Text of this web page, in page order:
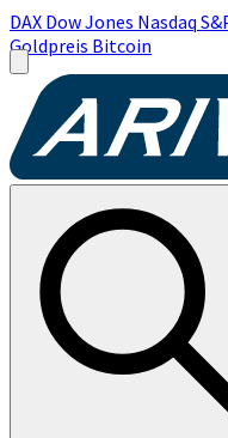
DAX Dow Jones Nasdaq
Goldpreis Bitcoin